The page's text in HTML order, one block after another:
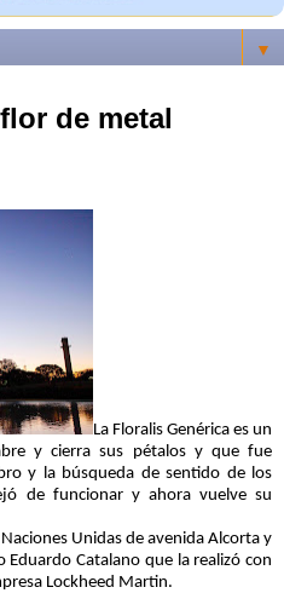
▼
de metal
La Floralis Genérica es un
y cierra sus pétalos y que fue
y la búsqueda de sentido de los
de funcionar y ahora vuelve su
Unidas de avenida Alcorta y
Catalano que la realizó con
Lockheed Martin.